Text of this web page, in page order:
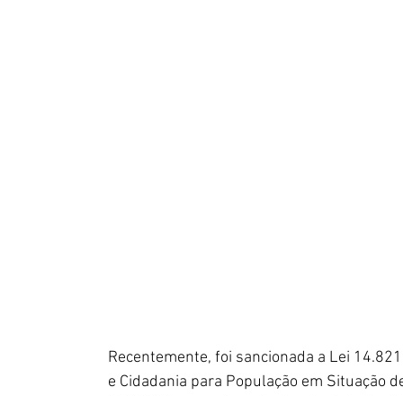
Recentemente, foi sancionada a Lei
e Cidadania para População em Situação